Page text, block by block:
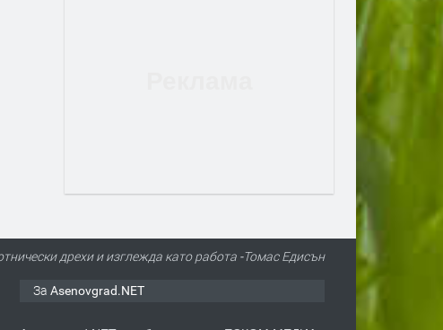
дрехи и изглежда като работа -Томас Едисън
За Asenovgrad.NET